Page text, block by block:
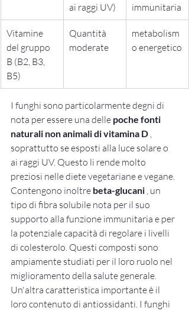
ai raggi UV)
immunitaria
Vitamine
del gruppo
B (B2, B3,
B5)
Quantità
moderate
metabolism
o energetico
I funghi sono particolarmente degni di
nota per essere una delle poche fonti
naturali non animali di vitamina D
soprattutto se esposti alla luce solare o
ai raggi UV. Questo li rende molto
preziosi nelle diete vegetariane e vegane.
Contengono inoltre beta-glucani , un
tipo di fibra solubile nota per il suo
supporto alla funzione immunitaria e per
la potenziale capacità di regolare i livelli
di colesterolo. Questi composti sono
ampiamente studiati per il loro ruolo nel
miglioramento della salute generale.
Un'altra caratteristica importante è il
loro contenuto di antiossidanti. I funghi